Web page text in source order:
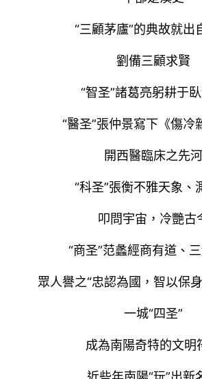
“三顧茅廬”的典故就出
劉備三顧求賢
“智圣”諸葛亮躬耕于
“醫圣”張仲景寫下《傷冷
開西醫臨床之先河
“科圣”張衡不雅天象、
叩問宇宙，冷艷古
“商圣”范蠡經商有道、
眾人譽之“忠認為國，智以保
一城“四圣”
成為南陽奇特的文明